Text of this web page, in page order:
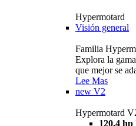
Hypermotard
Visión general
Familia
Explora la
que mejor se
Lee Mas
new V2
Hypermotard
120,4 hp